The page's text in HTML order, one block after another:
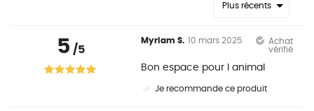
Plus récents
5 /5
Myriam S. 10 mars 2025
Achat
vérifié
Bon espace pour l animal
Je recommande ce produit